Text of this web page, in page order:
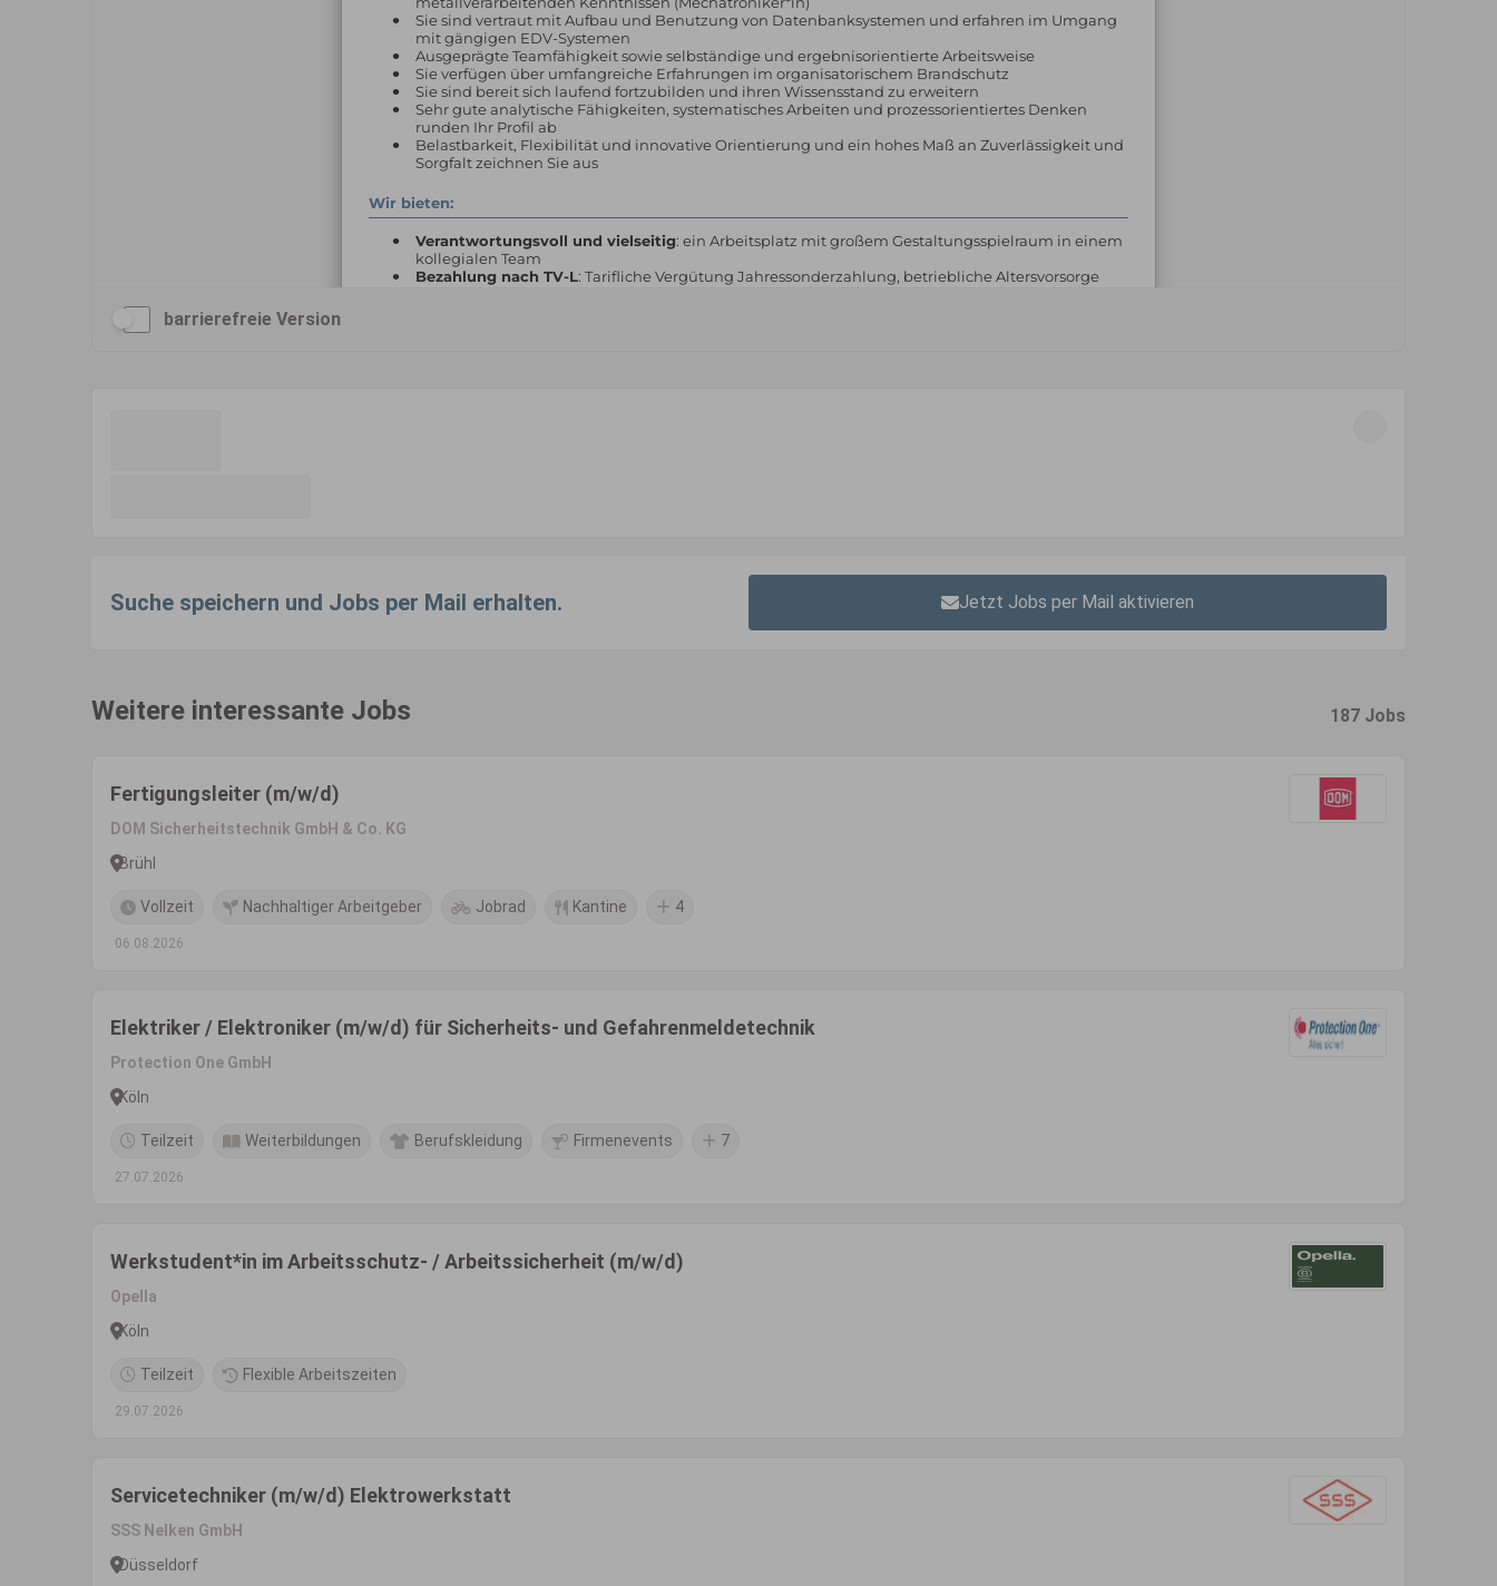
barrierefreie Version
Suche speichern und Jobs per Mail erhalten. Jetzt Jobs per Mail aktivieren
Weitere interessante Jobs 187 Jobs
Fertigungsleiter (m/w/d)
DOM Sicherheitstechnik GmbH & Co. KG
Brühl
Vollzeit Nachhaltiger Arbeitgeber Jobrad Kantine 4
06.08.2026
Elektriker / Elektroniker (m/w/d) für Sicherheits- und Gefahrenmeldetechnik
Protection One GmbH
Köln
Teilzeit Weiterbildungen Berufskleidung Firmenevents 7
27.07.2026
Werkstudent*in im Arbeitsschutz- / Arbeitssicherheit (m/w/d)
Opella
Köln
Teilzeit Flexible Arbeitszeiten
29.07.2026
Servicetechniker (m/w/d) Elektrowerkstatt
SSS Nelken GmbH
Düsseldorf